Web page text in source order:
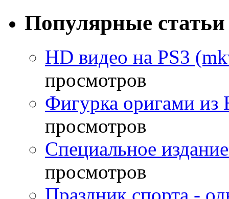
Популярные статьи
HD видео на PS3
просмотров
Фигурка оригами из
просмотров
Специальное
просмотров
Праздник спорта -